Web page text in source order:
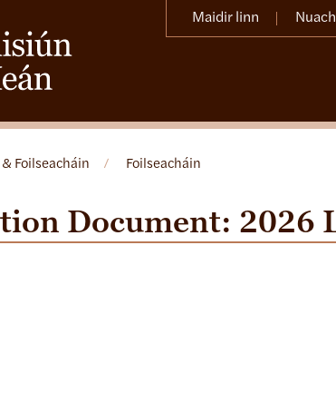
Maidir linn
Foilseacháin / Foilseacháin
Document: 2026